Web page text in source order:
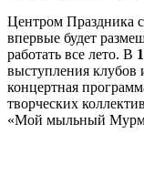
Центром Праздника
впервые будет
работать все лето. В
выступления клубов
концертная
творческих
«Мой мыльный